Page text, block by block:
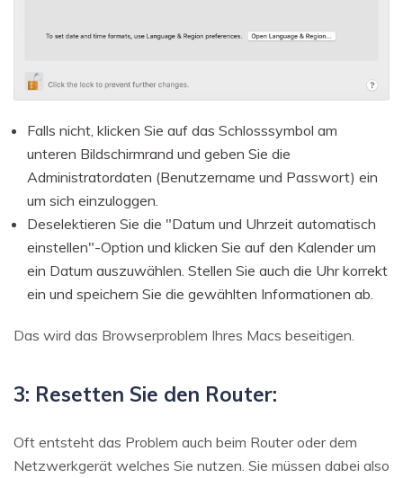
Falls nicht, klicken Sie auf das Schlosssymbol am
unteren Bildschirmrand und geben Sie die
Administratordaten (Benutzername und Passwort) ein
um sich einzuloggen.
Deselektieren Sie die "Datum und Uhrzeit automatisch
einstellen"-Option und klicken Sie auf den Kalender um
ein Datum auszuwählen. Stellen Sie auch die Uhr korrekt
ein und speichern Sie die gewählten Informationen ab.
Das wird das Browserproblem Ihres Macs beseitigen.
3: Resetten Sie den Router:
Oft entsteht das Problem auch beim Router oder dem
Netzwerkgerät welches Sie nutzen. Sie müssen dabei also